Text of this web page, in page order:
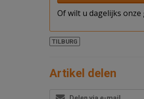
Of wilt u dagelijks
TILBURG
Artikel delen